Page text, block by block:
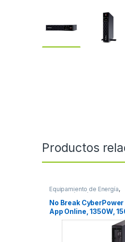
Productos
Equipamiento de Energía,
Protección Eléctrica
No Break
App Online, 1350W,
Entrada 100-125V,
100-125V 1500VA/
LCD ONLINE SENOID